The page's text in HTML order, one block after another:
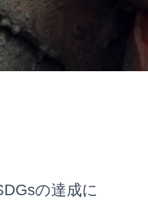
の達成に